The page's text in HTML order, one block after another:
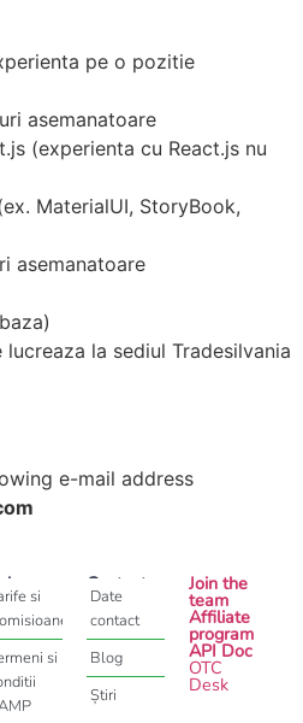
pe o pozitie
asemanatoare
(experienta cu React.js nu
MaterialUI, StoryBook,
asemanatoare
la sediul Tradesilvania
e-mail address
si
si
Contact
Date
contact
Blog
Știri
Join the
team
Affiliate
program
API Doc
OTC
Desk